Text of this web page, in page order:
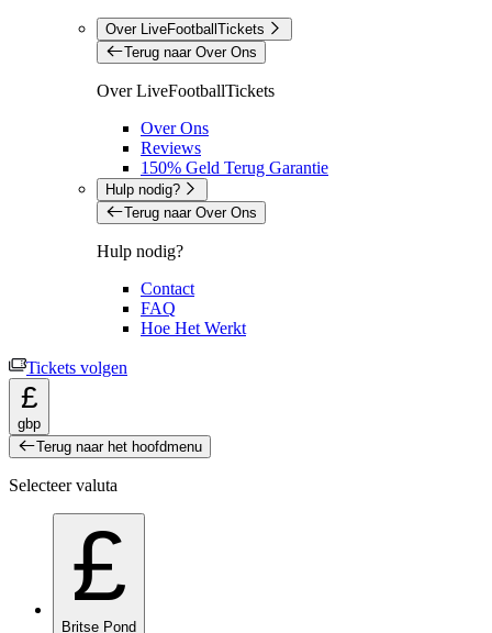
Over LiveFootballTickets
Terug naar Over Ons
Over LiveFootballTickets
Over Ons
Reviews
150% Geld Terug Garantie
Hulp nodig?
Terug naar Over Ons
Hulp nodig?
Contact
FAQ
Hoe Het Werkt
Tickets volgen
£
gbp
Terug naar het hoofdmenu
Selecteer valuta
£
Britse Pond